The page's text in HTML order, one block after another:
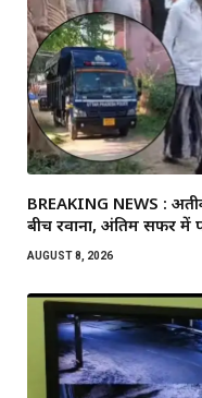
BREAKING NEWS :
बीच रवाना, अंतिम सफर में
AUGUST 8, 2026